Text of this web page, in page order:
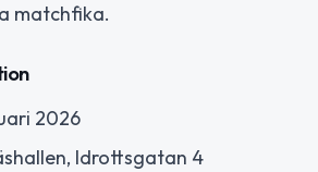
matchfika.
2026
Idrottsgatan 4